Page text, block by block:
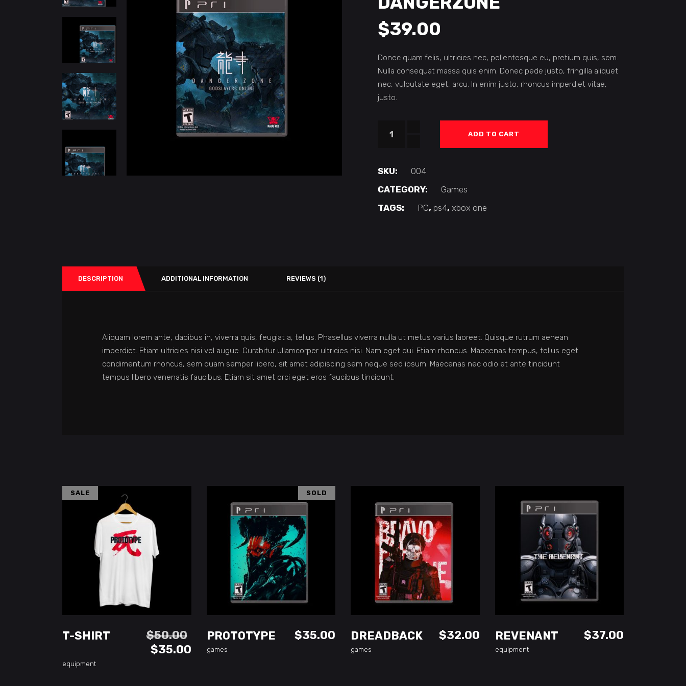
$39.00
Donec quam felis, ultricies nec, pellentesque eu, pretium quis, sem.
Nulla consequat massa quis enim. Donec pede justo, fringilla aliquet
nec, vulputate eget, arcu. In enim justo, rhoncus imperdiet vitae,
justo.
quantity
ADD TO CART
SKU:
004
CATEGORY:
Games
TAGS:
PC, ps4, xbox one
DESCRIPTION ADDITIONAL INFORMATION REVIEWS (1)
Aliquam lorem ante, dapibus in, viverra quis, feugiat a, tellus. Phasellus viverra nulla ut metus varius laoreet. Quisque rutrum aenean
imperdiet. Etiam ultricies nisi vel augue. Curabitur ullamcorper ultricies nisi. Nam eget dui. Etiam rhoncus. Maecenas tempus, tellus eget
condimentum rhoncus, sem quam semper libero, sit amet adipiscing sem neque sed ipsum. Maecenas nec odio et ante tincidunt
tempus libero venenatis faucibus. Etiam sit amet orci eget eros faucibus tincidunt.
SALE
ADD TO CART
T-SHIRT $50.00
$35.00
equipment
SOLD
READ MORE
PROTOTYPE $35.00
games
ADD TO CART
DREADBACK $32.00
games
ADD TO CART
REVENANT $37.00
equipment